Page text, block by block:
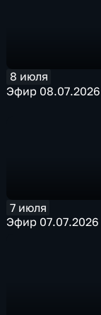
8 июля
Эфир 08.07.2026
7 июля
Эфир 07.07.2026